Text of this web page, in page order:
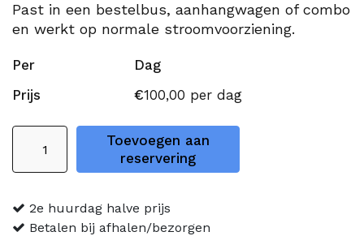
Past in een bestelbus, aanhangwagen of combo
en werkt op normale stroomvoorziening.
Per
Dag
Prijs
€100,00 per dag
Krokodil
Multiplay
Toevoegen aan
reservering
2e huurdag halve prijs
Betalen bij afhalen/bezorgen